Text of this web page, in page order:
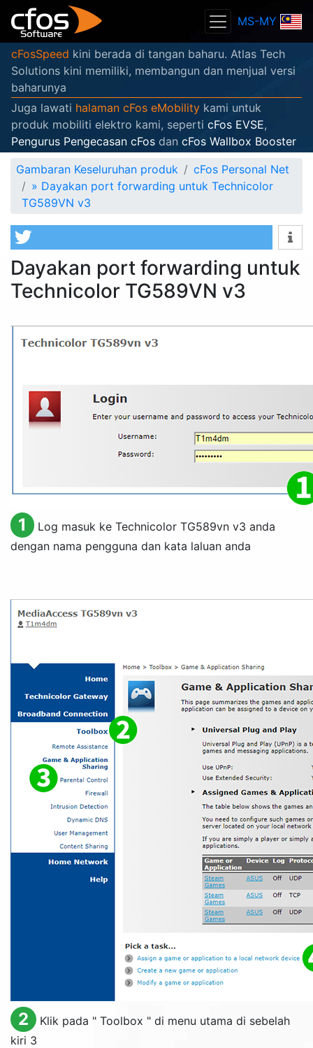
MS-MY
cFosSpeed kini berada di tangan baharu. Atlas Tech
Solutions kini memiliki, membangun dan menjual versi
baharunya
Juga lawati halaman cFos eMobility kami untuk
produk mobiliti elektro kami, seperti cFos EVSE,
Pengurus Pengecasan cFos dan cFos Wallbox Booster
Gambaran Keseluruhan produk
cFos Personal Net
» Dayakan port forwarding untuk Technicolor
TG589VN v3
Dayakan port forwarding untuk
Technicolor TG589VN v3
1
Log masuk ke Technicolor TG589vn v3 anda
dengan nama pengguna dan kata laluan anda
2 Klik pada " Toolbox " di menu utama di sebelah
kiri 3